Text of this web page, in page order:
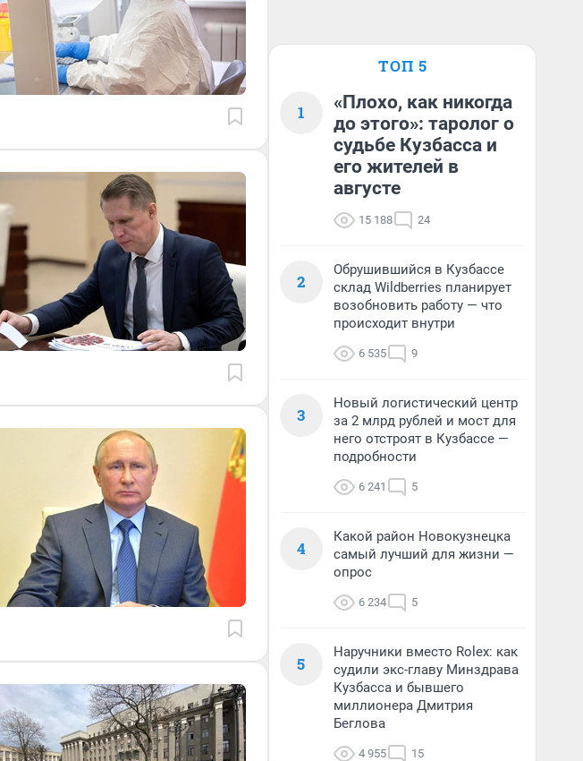
ТОП 5
1
«Плохо, как никогда
до этого»: таролог о
судьбе Кузбасса и
его жителей в
августе
15 188 24
2
Обрушившийся в Кузбассе
склад Wildberries планирует
возобновить работу — что
происходит внутри
6 535 9
3
Новый логистический центр
за 2 млрд рублей и мост для
него отстроят в Кузбассе —
подробности
6 241 5
4
Какой район Новокузнецка
самый лучший для жизни —
опрос
6 234 5
5
Наручники вместо Rolex: как
судили экс-главу Минздрава
Кузбасса и бывшего
миллионера Дмитрия
Беглова
4 955 15